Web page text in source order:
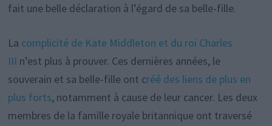
fait une belle déclaration à l’égard de sa belle-fille.
La complicité de Kate Middleton et du roi Charles
III n’est plus à prouver. Ces dernières années, le
souverain et sa belle-fille ont créé des liens de plus en
plus forts, notamment à cause de leur cancer. Les deux
membres de la famille royale britannique ont traversé